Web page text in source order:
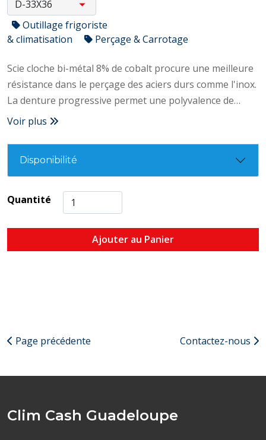
Outillage frigoriste
& climatisation
Perçage & Carrotage
Scie cloche bi-métal 8% de cobalt procure une meilleure
résistance dans le perçage des aciers durs comme l'inox.
La denture progressive permet une polyvalence de
coupe dans les matériaux avec un bon niveau de finition
Denture fraisée et avoyée – Denture progressive – 4-6
tpi/mm – Longueur 38mm – Denture fraisée plus
résistante et augmente la durée de vie – Denture
avoyée : grand pouvoir de coupe. Facilité d’évacuation
des particules et évite le blocage – La denture
progressive permet une polyvalence de coupe et une
Voir plus
Disponibilité
Quantité
Ajouter au Panier
Page précédente Contactez-nous
Clim Cash Guadeloupe